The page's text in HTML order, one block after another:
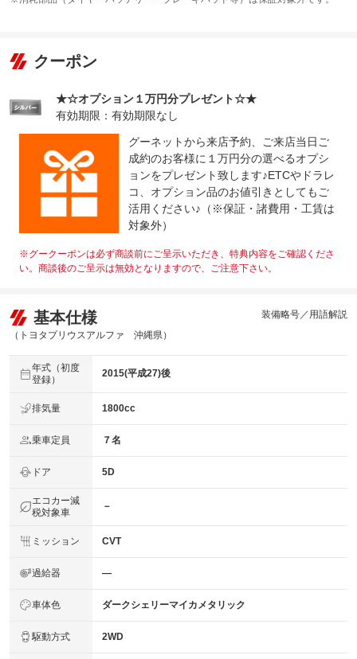
上限金額
保証修理
-
法定整備
整備付 法定12ヶ月または法定24ヶ月点検整備付
※車検なし・車検整備付の場合は法定24ヶ月点検整備付
法定整備
について
中古車販売店☆初！自社指定整備工場完備☆整備・点検・
板金をしっかり行います！納車後のアフターも安心してお
任せ下さい。急な故障にも全力で対応していきます！
クーポン
★☆オプション１万円分プレゼント☆★
有効期限：有効期限なし
グーネットから来店予約、ご来店当日ご
成約のお客様に１万円分の選べるオプシ
ョンをプレゼント致します♪ETCやドラレ
コ、オプション品のお値引きとしてもご
活用ください♪（※保証・諸費用・工賃は
対象外）
※グークーポンは必ず商談前にご呈示いただき、特典内容をご確認くださ
い。商談後のご呈示は無効となりますので、ご注意下さい。
基本仕様
（トヨタプリウスアルファ 沖縄県）
装備略号／用語解説
年式（初度
登録）
2015(平成27)後
排気量 1800cc
乗車定員 ７名
ドア 5D
エコカー減
税対象車
－
ミッション CVT
過給器 ―
車体色 ダークシェリーマイカメタリック
駆動方式 2WD